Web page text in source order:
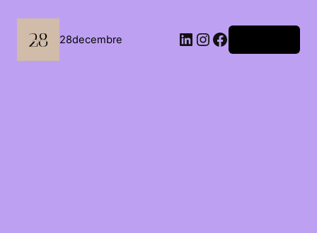
contenu
28decembre LinkedIn
Instagram
Facebook